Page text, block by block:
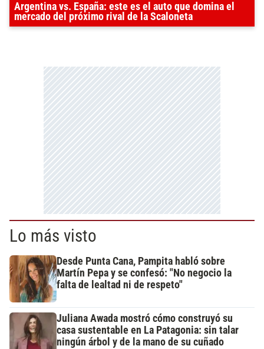
Argentina vs. España: este es el auto que domina el
mercado del próximo rival de la Scaloneta
Lo más visto
Desde Punta Cana, Pampita habló sobre
Martín Pepa y se confesó: "No negocio la
falta de lealtad ni de respeto"
Juliana Awada mostró cómo construyó su
casa sustentable en La Patagonia: sin talar
ningún árbol y de la mano de su cuñado